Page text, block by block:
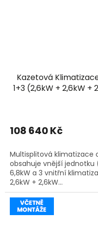
Kazetová
1+3 (2,6kW + 2,6kW
108 640 Kč
Multisplitová klimatizace
obsahuje vnější jednotku
6,8kW a 3 vnitřní
2,6kW + 2,6kW...